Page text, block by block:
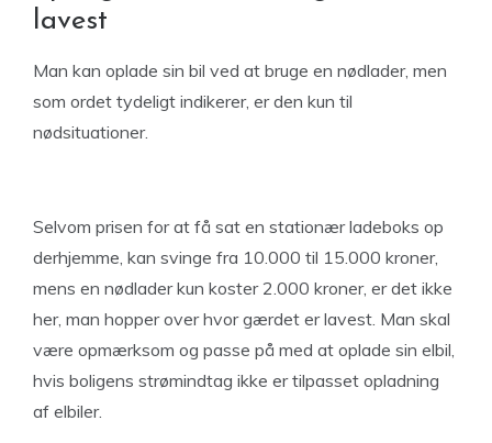
lavest
Man kan oplade sin bil ved at bruge en nødlader, men
som ordet tydeligt indikerer, er den kun til
nødsituationer.
Selvom prisen for at få sat en stationær ladeboks op
derhjemme, kan svinge fra 10.000 til 15.000 kroner,
mens en nødlader kun koster 2.000 kroner, er det ikke
her, man hopper over hvor gærdet er lavest. Man skal
være opmærksom og passe på med at oplade sin elbil,
hvis boligens strømindtag ikke er tilpasset opladning
af elbiler.